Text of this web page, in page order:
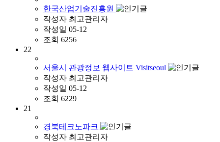
한국산업기술진흥원
작성자 최고관리자
작성일 05-12
조회 6256
22
서울시 관광정보 웹사이트 Visitseoul
작성자 최고관리자
작성일 05-12
조회 6229
21
경북테크노파크
작성자 최고관리자